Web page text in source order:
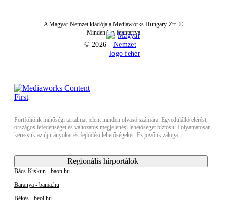
A Magyar Nemzet kiadója a Mediaworks Hungary Zrt. ©
Minden jog fenntartva
© 2026
Portfóliónk minőségi tartalmat jelent minden olvasó számára. Egyedülálló elérést,
országos lefedettséget és változatos megjelenési lehetőséget biztosít. Folyamatosan
keressük az új irányokat és fejlődési lehetőségeket. Ez jövőnk záloga.
Regionális hírportálok
Bács-Kiskun - baon.hu
Baranya - bama.hu
Békés - beol.hu